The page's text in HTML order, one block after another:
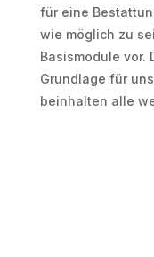
für eine
wie möglich zu
Basismodule vor.
Grundlage für
beinhalten alle